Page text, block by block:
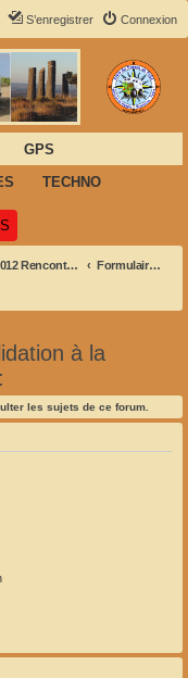
Connexion
S’enregistrer
GPS
TECHNO
2012 Rencontre dans le Doubs Formulaire de réservation / validation à la rencontre 2012 dans le Doubs:
à la
les sujets de ce forum.